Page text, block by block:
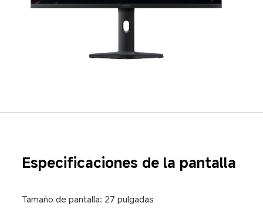
Especificaciones de la pantalla
Tamaño de pantalla: 27 pulgadas